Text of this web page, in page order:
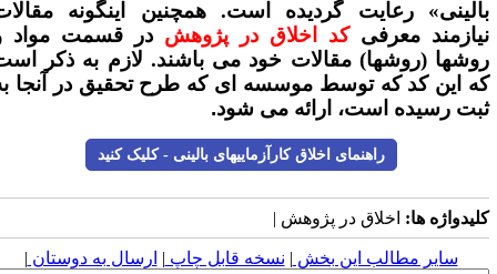
رعایت گردیده است. همچنین اینگونه مقالات
معرفیکد اخلاق در پژوهشدر قسمت مواد و
(روشها) مقالات خود می باشند. لازم به ذکر است
این کد که توسط موسسه ای که طرح تحقیق در آنجا به
رسیده است، ارائه می شود.
راهنمای اخلاق کارآزماییهای بالینی - کلیک کنید
ها:اخلاق در پژوهش |
سایر مطالب این بخش | نسخه قابل چاپ| ارسال به دوستان|